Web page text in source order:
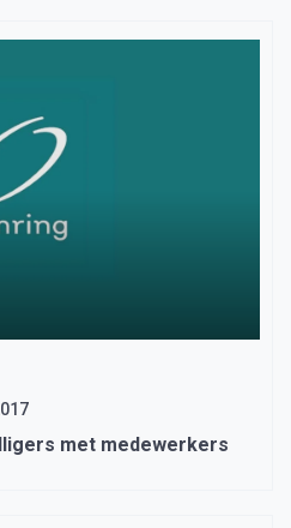
met medewerkers